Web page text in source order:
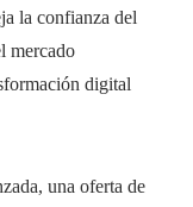
la confianza del
mercado
digital
una oferta de